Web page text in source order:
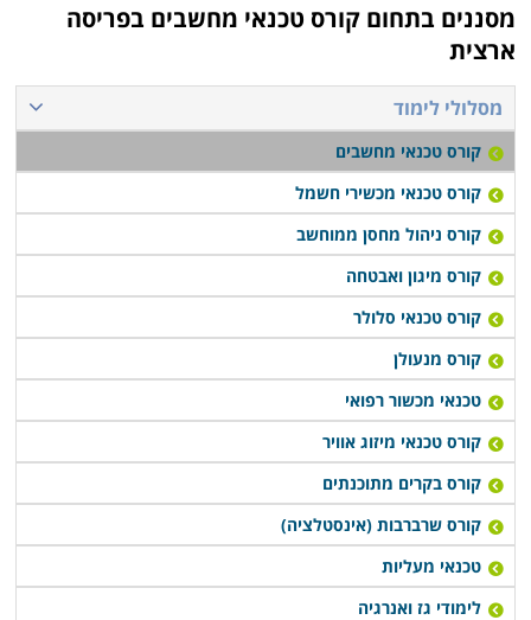
מסננים בתחום קורס טכנאי מחשבים בפריסה
ארצית
מסלולי לימוד
קורס טכנאי מחשבים
קורס טכנאי מכשירי חשמל
קורס ניהול מחסן ממוחשב
קורס מיגון ואבטחה
קורס טכנאי סלולר
קורס מנעולן
טכנאי מכשור רפואי
קורס טכנאי מיזוג אוויר
קורס בקרים מתוכנתים
קורס שרברבות (אינסטלציה)
טכנאי מעליות
לימודי גז ואנרגיה